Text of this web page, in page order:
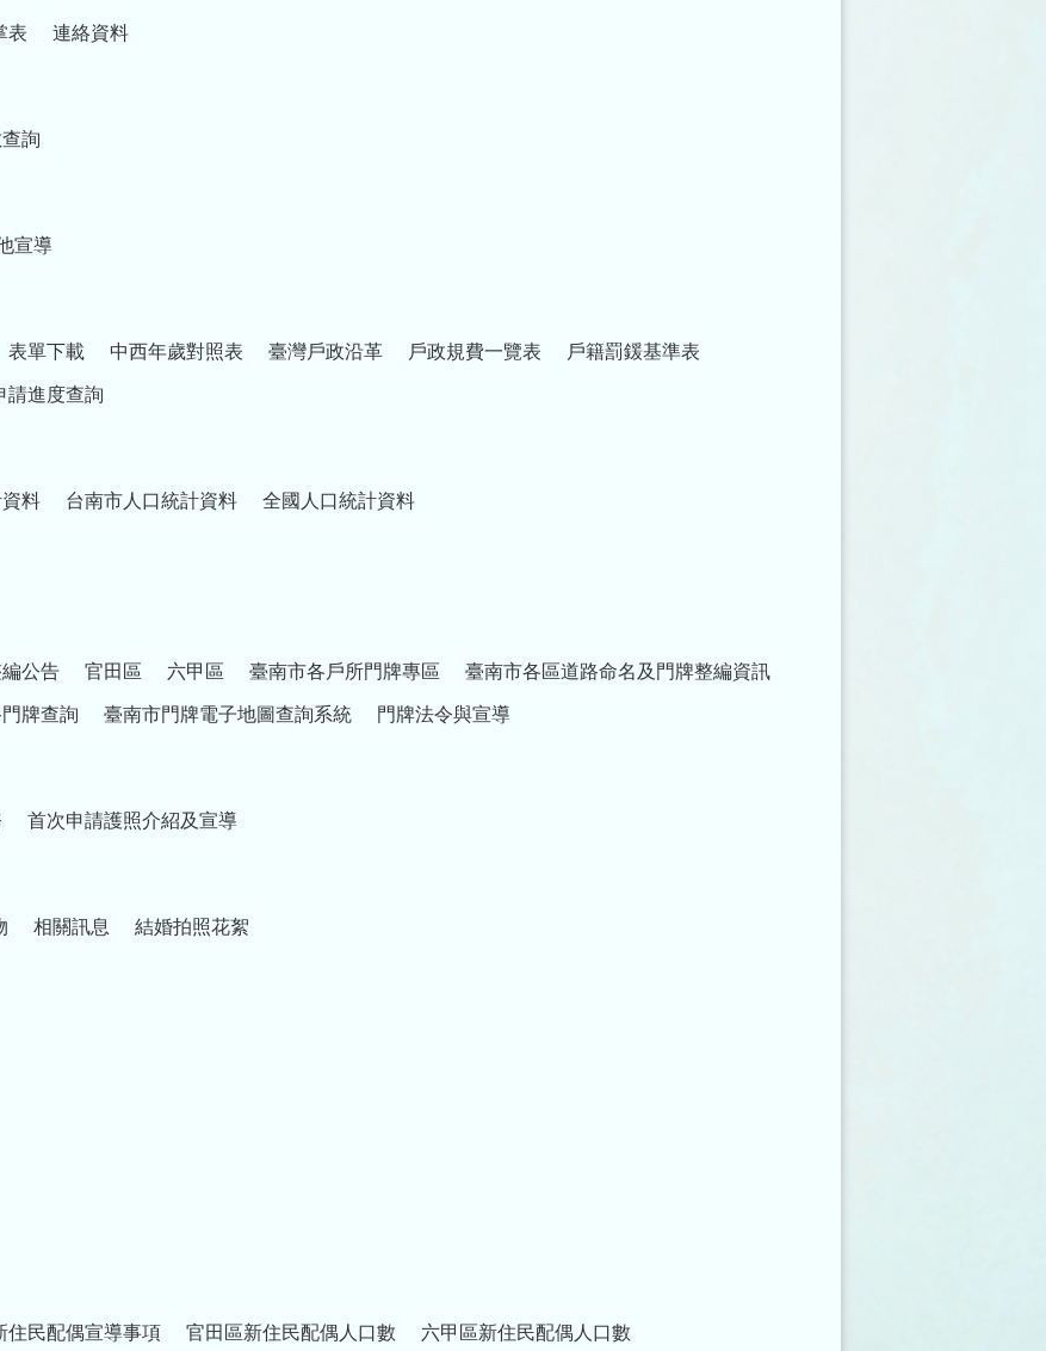
表 連絡資料
詢
宣導
表單下載 中西年歲對照表 臺灣戶政沿革 戶政規費一覽表 戶籍罰鍰基準表
請進度查詢
料 台南市人口統計資料 全國人口統計資料
公告 官田區 六甲區 臺南市各戶所門牌專區 臺南市各區道路命名及門牌整編資訊
牌查詢 臺南市門牌電子地圖查詢系統 門牌法令與宣導
首次申請護照介紹及宣導
相關訊息 結婚拍照花絮
住民配偶宣導事項 官田區新住民配偶人口數 六甲區新住民配偶人口數